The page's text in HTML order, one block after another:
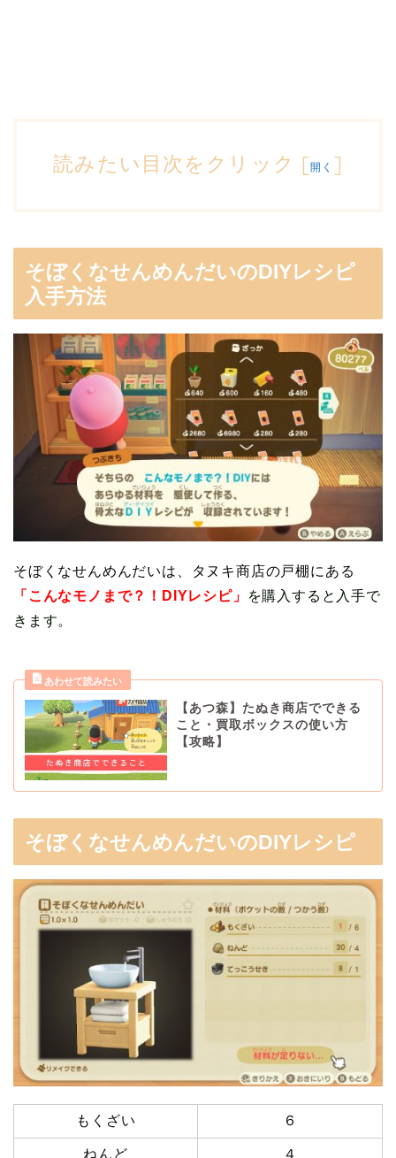
読みたい目次をクリック [開く ]
そぼくなせんめんだいのDIYレシピ
入手方法
そぼくなせんめんだいは、タヌキ商店の戸棚にある
「こんなモノまで？！DIYレシピ」
を購入すると 入手で
きます。
【あつ森】たぬき商店でできる
こと・買取ボックスの使い方
【攻略】
そぼくなせんめんだいのDIYレシピ
もくざい ６
ねんど ４